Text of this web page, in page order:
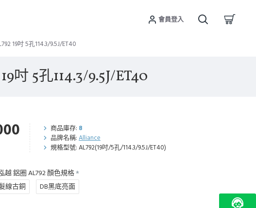
會員登入
19吋 5孔114.3/9.5J/ET40
吋 5孔114.3/9.5J/ET40
商品庫存: 8
品牌名稱: Alliance
規格型號: AL792(19吋/5孔/114.3/9.5J/ET40)
越 鋁圈 AL792 顏色規格
線古銅
DB黑底亮面